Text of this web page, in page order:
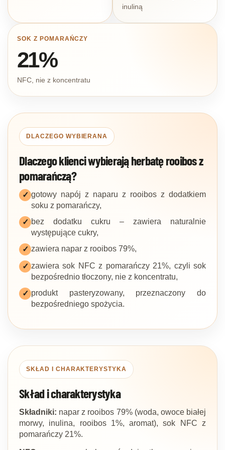
inuliną
SOK Z POMARAŃCZY
21%
NFC, nie z koncentratu
DLACZEGO WYBIERANA
Dlaczego klienci wybierają herbatę rooibos z
pomarańczą?
✓ gotowy napój z naparu z rooibos z dodatkiem
soku z pomarańczy,
✓ bez dodatku cukru – zawiera naturalnie
występujące cukry,
✓ zawiera napar z rooibos 79%,
✓ zawiera sok NFC z pomarańczy 21%, czyli sok
bezpośrednio tłoczony, nie z koncentratu,
✓ produkt pasteryzowany, przeznaczony do
bezpośredniego spożycia.
SKŁAD I CHARAKTERYSTYKA
Skład i charakterystyka
Składniki: napar z rooibos 79% (woda, owoce białej
morwy, inulina, rooibos 1%, aromat), sok NFC z
pomarańczy 21%.